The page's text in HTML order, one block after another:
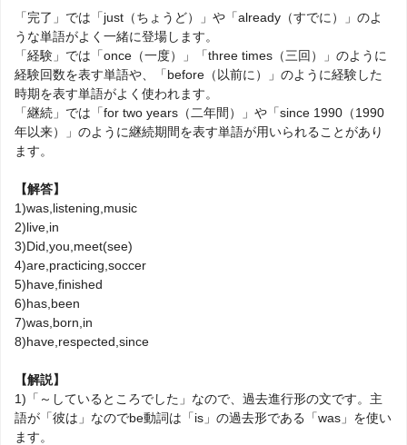
「完了」では「just（ちょうど）」や「already（すでに）」のよ
うな単語がよく一緒に登場します。
「経験」では「once（一度）」「three times（三回）」のように
経験回数を表す単語や、「before（以前に）」のように経験した
時期を表す単語がよく使われます。
「継続」では「for two years（二年間）」や「since 1990（1990
年以来）」のように継続期間を表す単語が用いられることがあり
ます。
【解答】
1)was,listening,music
2)live,in
3)Did,you,meet(see)
4)are,practicing,soccer
5)have,finished
6)has,been
7)was,born,in
8)have,respected,since
【解説】
1)「～しているところでした」なので、過去進行形の文です。主
語が「彼は」なのでbe動詞は「is」の過去形である「was」を使い
ます。